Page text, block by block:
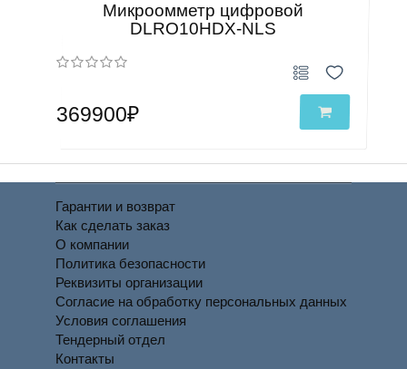
Микроомметр цифровой
DLRO10HDX-NLS
369900₽
Гарантии и возврат
Как сделать заказ
О компании
Политика безопасности
Реквизиты организации
Согласие на обработку персональных данных
Условия соглашения
Тендерный отдел
Контакты